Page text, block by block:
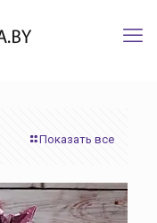
Показать все